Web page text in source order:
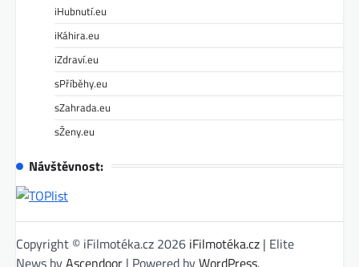
iHubnutí.eu
iKáhira.eu
iZdraví.eu
sPříběhy.eu
sZahrada.eu
sŽeny.eu
Návštěvnost:
Copyright © iFilmotéka.cz 2026 iFilmotéka.cz | Elite